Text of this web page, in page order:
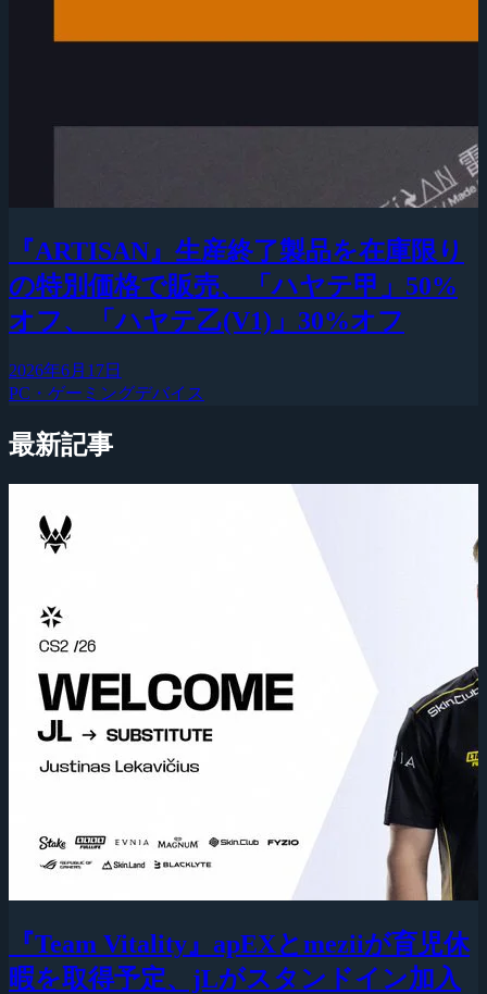
『ARTISAN』生産終了製品を在庫限り
の特別価格で販売、「ハヤテ甲」50%
オフ、「ハヤテ乙(V1)」30%オフ
2026年6月17日
PC・ゲーミングデバイス
最新記事
『Team Vitality』apEXとmeziiが育児休
暇を取得予定、jLがスタンドイン加入